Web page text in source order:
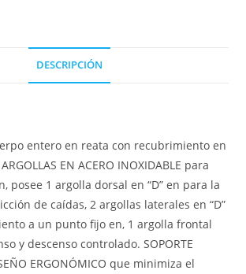
DESCRIPCIÓN
entero en reata con recubrimiento en
EN ACERO INOXIDABLE para
posee 1 argolla dorsal en “D” en para la
de caídas, 2 argollas laterales en “D”
a un punto fijo en, 1 argolla frontal
y descenso controlado. SOPORTE
ERGONÓMICO que minimiza el